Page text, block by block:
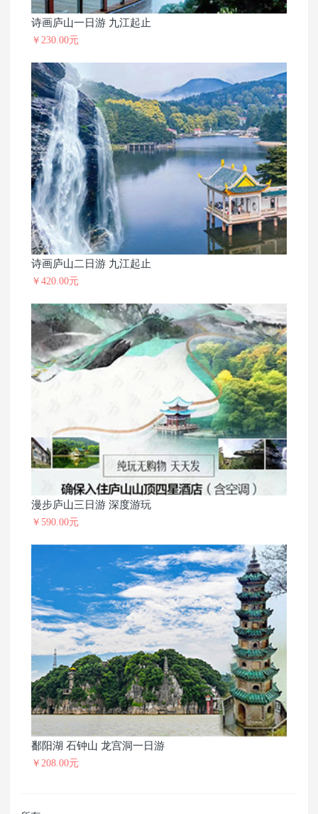
诗画庐山一日游 九江起止
￥230.00元
诗画庐山二日游 九江起止
￥420.00元
漫步庐山三日游 深度游玩
￥590.00元
鄱阳湖 石钟山 龙宫洞一日游
￥208.00元